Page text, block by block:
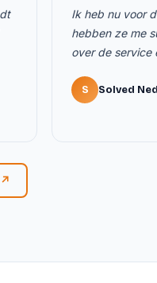
Ik heb nu voor
hebben ze me
over de service
S Solved
↗